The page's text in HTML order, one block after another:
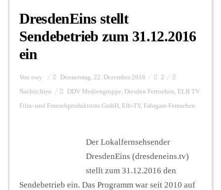
DresdenEins stellt
Sendebetrieb zum 31.12.2016
ein
Von owy Donnerstag, 22. Dezember 2016 2
Nachrichten DDV Mediengruppe, Dresden Fernsehen, ELB TV
Film- und Fernsehproduktions GmbH, Elb-TV, Fahrgast-Fernsehen
Der Lokalfernsehsender
DresdenEins (dresdeneins.tv)
stellt zum 31.12.2016 den
Sendebetrieb ein. Das Programm war seit 2010 auf